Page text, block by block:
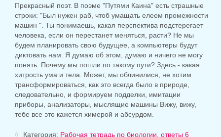
Прекрасный поэт. В поэме "Путями Каина" есть страшные
строки: "Был нужен раб, чтоб умащать елеем промежности
машин ". Ты понимаешь, какая перспектива подстерегает
человека, если он перестанет меняться, расти? Не мы
будем планировать свою будущее, а компьютеры будут
диктовать нам. Я думаю об этом, думаю и ничего не могу
понять. Почему мы пошли по такому пути? Здесь - какая
хитрость ума и тела. Может, мы облинилися, не хотим
трансформироваться, как это всегда было в природе,
следовательно, и формируем подделки, имитации
приборы, анализаторы, мыслящие машины Вижу, вижу,
тебе все это кажется химерой и абсурдом.
Категория: Рабочая тетрадь по биологии. ответы 6